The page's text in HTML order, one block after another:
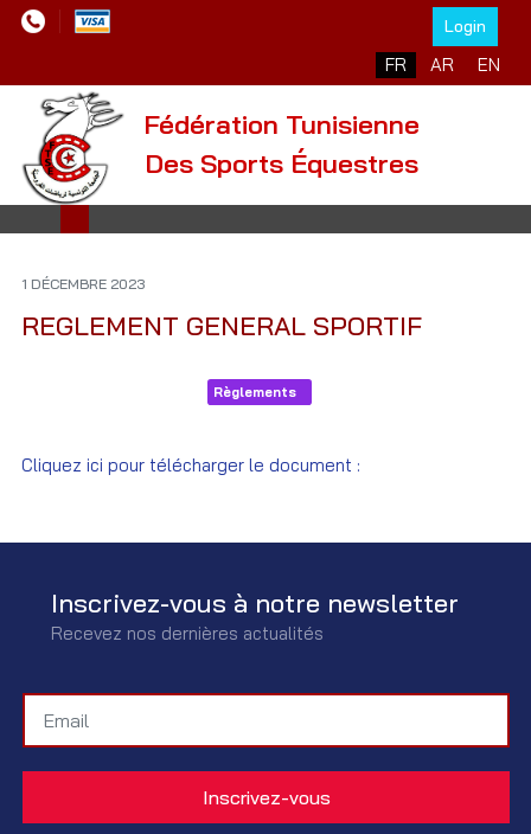
Login
Sélectionnez votre
FR AR EN
Fédération Tunisienne
Des Sports Équestres
1 DÉCEMBRE 2023
REGLEMENT GENERAL SPORTIF
Règlements
Cliquez ici pour télécharger le document :
Inscrivez-vous à notre newsletter
Recevez nos dernières actualités